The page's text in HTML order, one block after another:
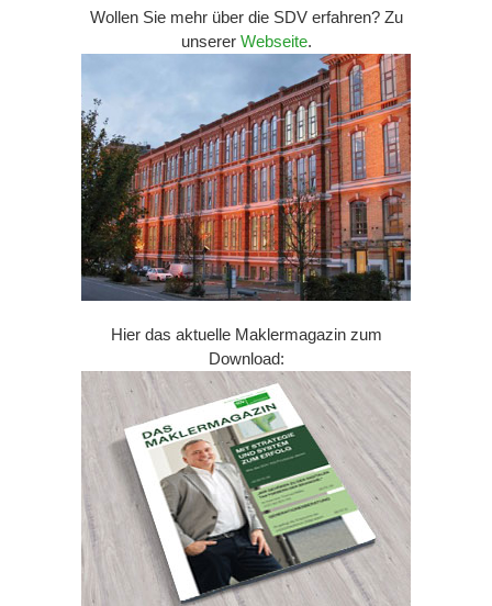
Wollen Sie mehr über die SDV erfahren? Zu
unserer Webseite.
Hier das aktuelle Maklermagazin zum
Download: